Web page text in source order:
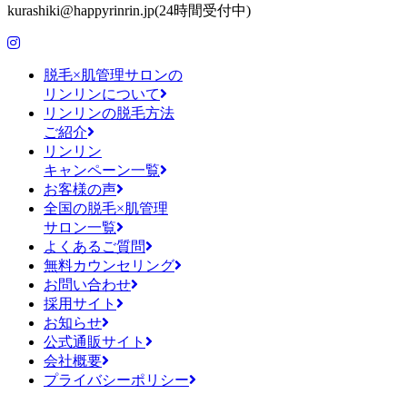
kurashiki@happyrinrin.jp(24時間受付中)
脱毛×肌管理サロンの
リンリンについて
リンリンの脱毛方法
ご紹介
リンリン
キャンペーン一覧
お客様の声
全国の脱毛×肌管理
サロン一覧
よくあるご質問
無料カウンセリング
お問い合わせ
採用サイト
お知らせ
公式通販サイト
会社概要
プライバシーポリシー